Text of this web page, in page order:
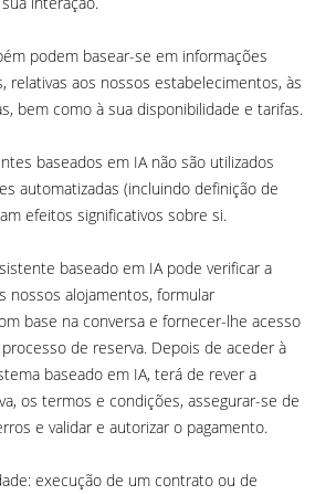
podem basear-se em informações
relativas aos nossos estabelecimentos, às
bem como à sua disponibilidade e tarifas.
baseados em IA não são utilizados
automatizadas (incluindo definição de
efeitos significativos sobre si.
baseado em IA pode verificar a
nossos alojamentos, formular
base na conversa e fornecer-lhe acesso
de reserva. Depois de aceder à
baseado em IA, terá de rever a
os termos e condições, assegurar-se de
e validar e autorizar o pagamento.
execução de um contrato ou de